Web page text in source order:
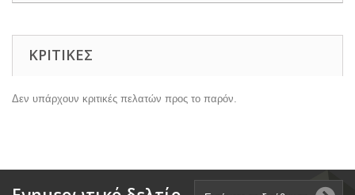
ΚΡΙΤΙΚΈΣ
Δεν υπάρχουν κριτικές πελατών προς το παρόν.